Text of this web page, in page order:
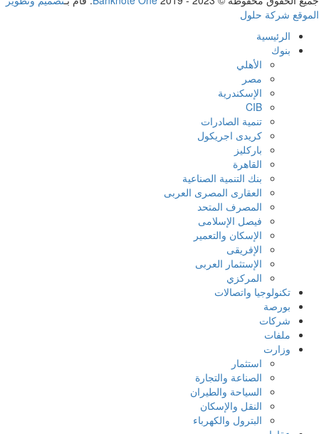
الموقع شركة حلول
الرئيسية
بنوك
الأهلي
مصر
الإسكندرية
CIB
تنمية الصادرات
كريدى اجريكول
باركليز
القاهرة
بنك التنمية الصناعية
العقارى المصرى العربى
المصرف المتحد
فيصل الإسلامى
الإسكان والتعمير
الإفريقى
الإستثمار العربى
المركزي
تكنولوجيا واتصالات
بورصة
شركات
ملفات
وزارت
استثمار
الصناعة والتجارة
السياحة والطيران
النقل والإسكان
البترول والكهرباء